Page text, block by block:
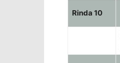
Rinda 10